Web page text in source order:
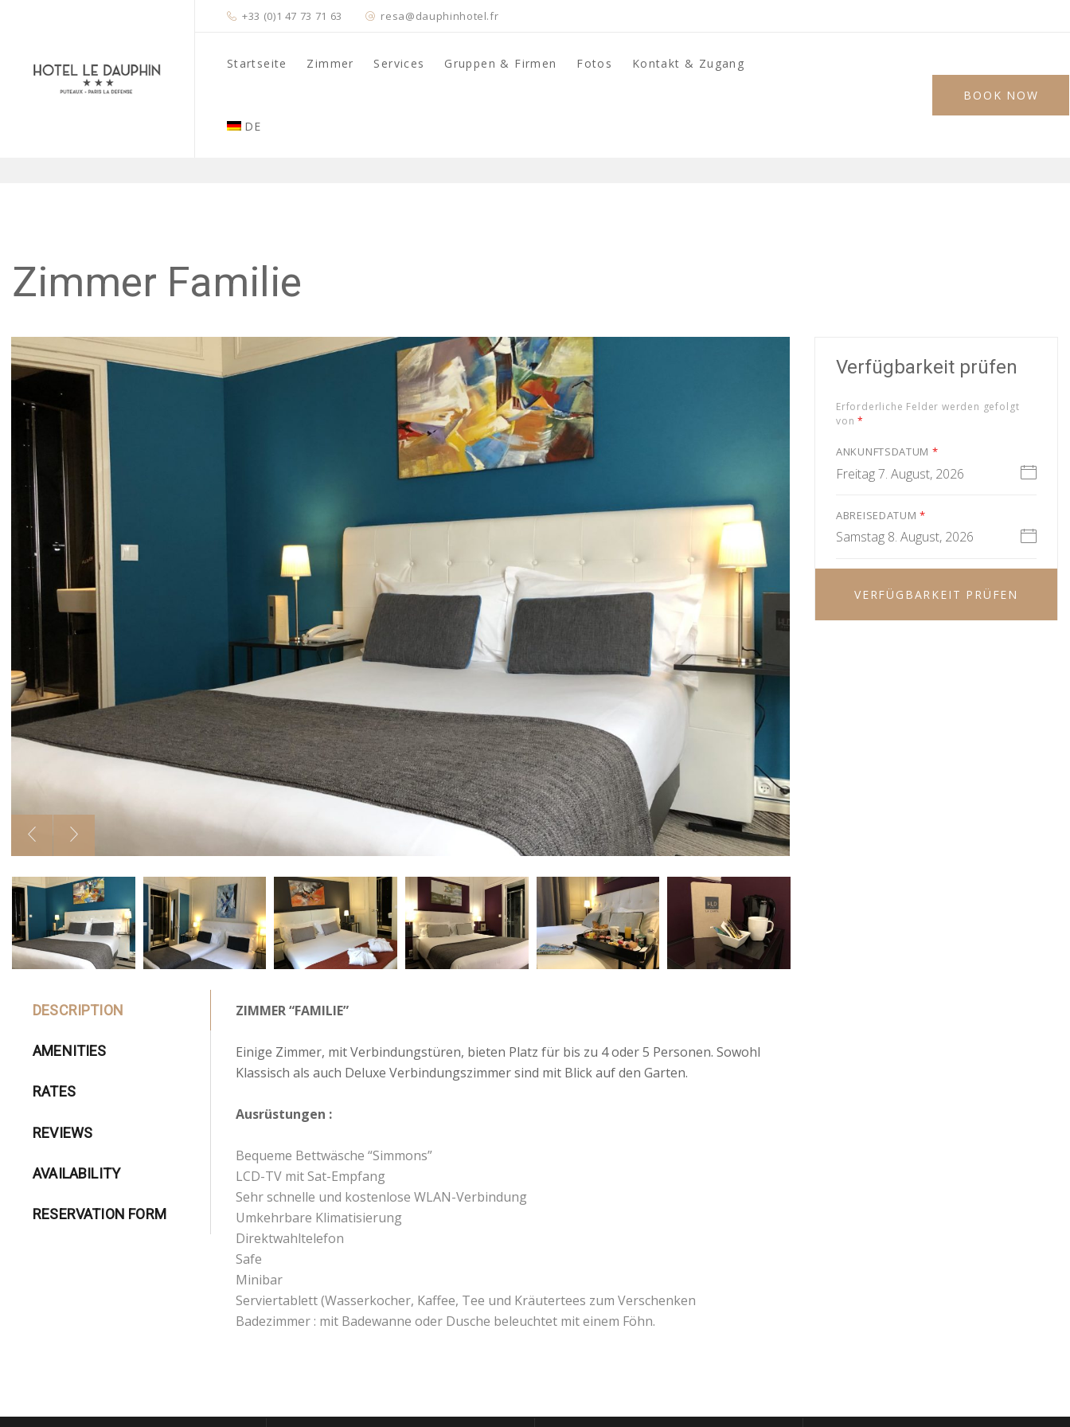
+33 (0)1 47 73 71 63 resa@dauphinhotel.fr
Startseite Zimmer Services Gruppen & Firmen Fotos Kontakt & Zugang
DE
BOOK NOW
Zimmer Familie
DESCRIPTION
AMENITIES
RATES
REVIEWS
AVAILABILITY
RESERVATION FORM
ZIMMER “FAMILIE”
Einige Zimmer, mit Verbindungstüren, bieten Platz für bis zu 4 oder 5 Personen. Sowohl
Klassisch als auch Deluxe Verbindungszimmer sind mit Blick auf den Garten.
Ausrüstungen :
Bequeme Bettwäsche “Simmons”
LCD-TV mit Sat-Empfang
Sehr schnelle und kostenlose WLAN-Verbindung
Umkehrbare Klimatisierung
Direktwahltelefon
Safe
Minibar
Serviertablett (Wasserkocher, Kaffee, Tee und Kräutertees zum Verschenken
Badezimmer : mit Badewanne oder Dusche beleuchtet mit einem Föhn.
Verfügbarkeit prüfen
Erforderliche Felder werden gefolgt
von*
ANKUNFTSDATUM *
Freitag 7. August, 2026
ABREISEDATUM*
Samstag 8. August, 2026
VERFÜGBARKEIT PRÜFEN